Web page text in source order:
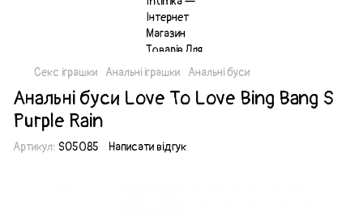
Секс іграшки Анальні іграшки Анальні буси
Анальні буси Love To Love Bing Bang S
Purple Rain
Артикул: SO5085 Написати відгук